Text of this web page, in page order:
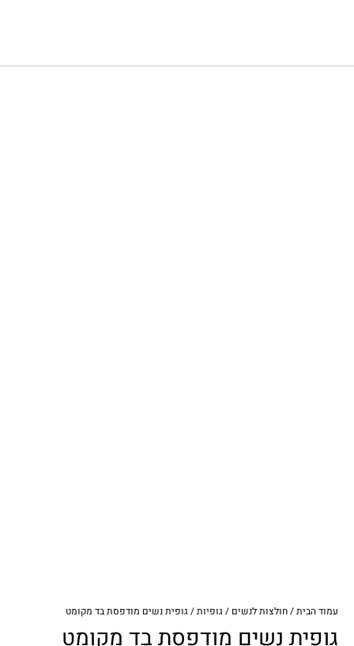
עמוד הבית/חולצות לנשים / גופיות/ גופית נשים מודפסת בד מקומט
גופית נשים מודפסת בד מקומט